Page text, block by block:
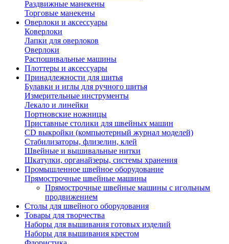
Раздвижные манекены
Торговые манекены
Оверлоки и аксессуары
Коверлоки
Лапки для оверлоков
Оверлоки
Распошивальные машины
Плоттеры и аксессуары
Принадлежности для шитья
Булавки и иглы для ручного шитья
Измерительные инструменты
Лекало и линейки
Портновские ножницы
Приставные столики для швейных машин
СD выкройки (компьютерный журнал моделей)
Стабилизаторы, флизелин, клей
Швейные и вышивальные нитки
Шкатулки, органайзеры, системы хранения
Промышленное швейное оборудование
Прямострочные швейные машины
Прямострочные швейные машины с игольным
продвижением
Столы для швейного оборудования
Товары для творчества
Наборы для вышивания готовых изделий
Наборы для вышивания крестом